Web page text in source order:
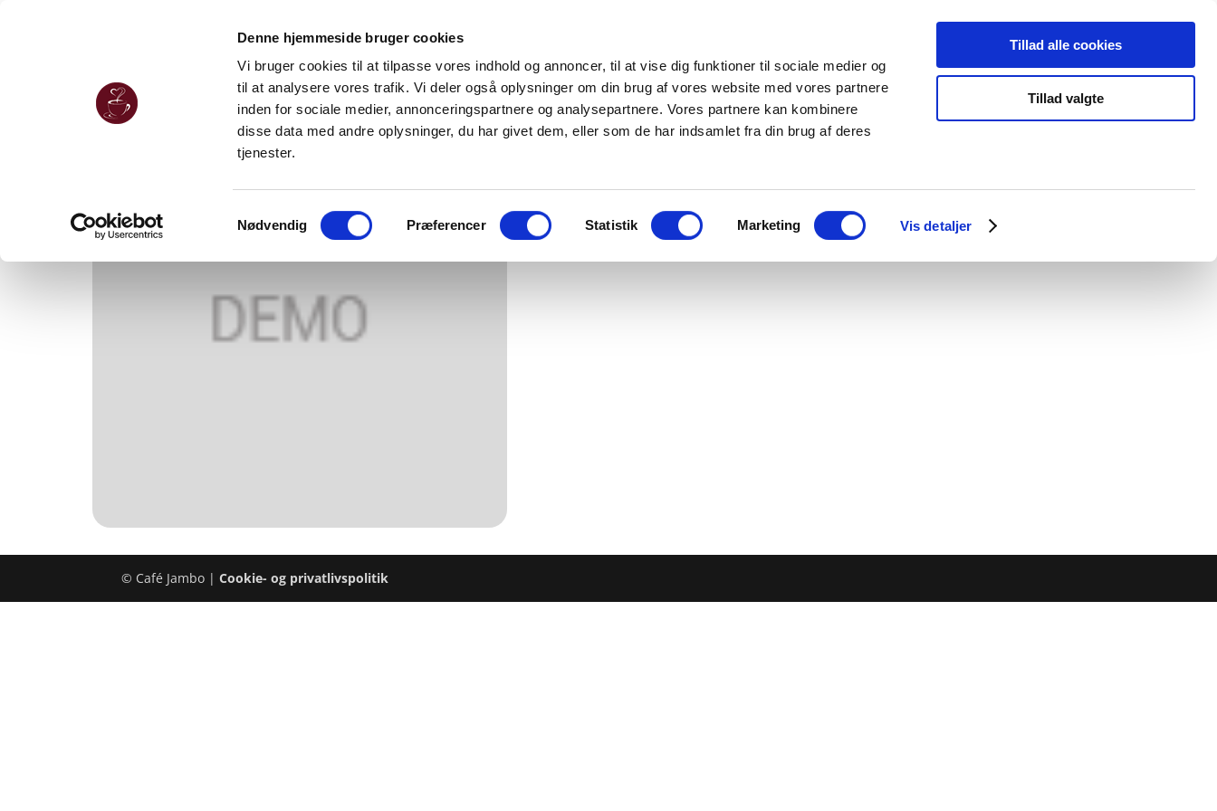
Denne hjemmeside bruger cookies
Vi bruger cookies til at tilpasse vores indhold og annoncer, til at vise dig funktioner til sociale medier og
til at analysere vores trafik. Vi deler også oplysninger om din brug af vores website med vores partnere
inden for sociale medier, annonceringspartnere og analysepartnere. Vores partnere kan kombinere
disse data med andre oplysninger, du har givet dem, eller som de har indsamlet fra din brug af deres
tjenester.
Nødvendig Præferencer Statistik Marketing Vis detaljer
Tillad alle cookies
Tillad valgte
Kontakt
BØRNEPIZZA DIAVOLA
69.00 kr.
Tomat, ost, pepperoni
Category:Menukort-børneretter
© Café Jambo |Cookie- og privatlivspolitik